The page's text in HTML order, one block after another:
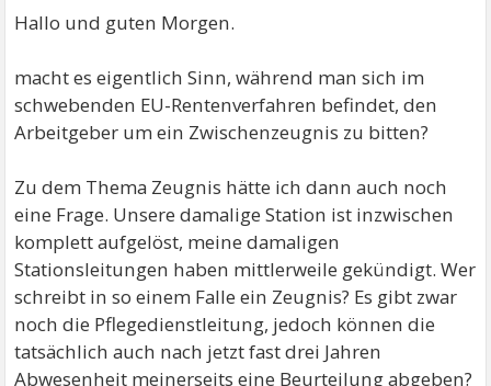
Hallo und guten Morgen.
macht es eigentlich Sinn, während man sich im
schwebenden EU-Rentenverfahren befindet, den
Arbeitgeber um ein Zwischenzeugnis zu bitten?
Zu dem Thema Zeugnis hätte ich dann auch noch
eine Frage. Unsere damalige Station ist inzwischen
komplett aufgelöst, meine damaligen
Stationsleitungen haben mittlerweile gekündigt. Wer
schreibt in so einem Falle ein Zeugnis? Es gibt zwar
noch die Pflegedienstleitung, jedoch können die
tatsächlich auch nach jetzt fast drei Jahren
Abwesenheit meinerseits eine Beurteilung abgeben?